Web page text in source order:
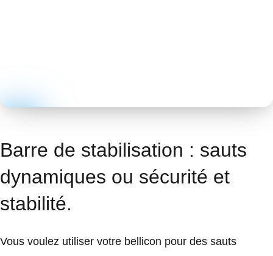
Barre de stabilisation : sauts
dynamiques ou sécurité et
stabilité.
Vous voulez utiliser votre bellicon pour des sauts